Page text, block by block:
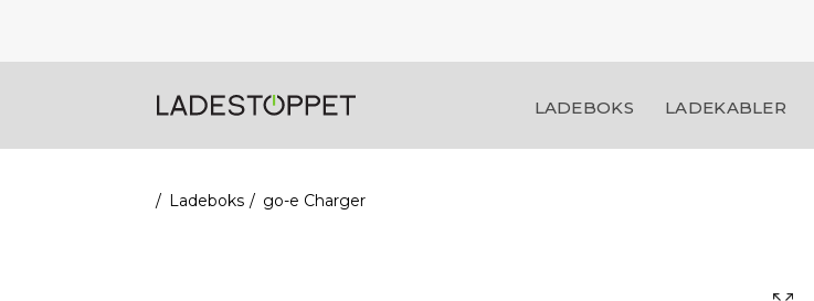
LADEBOKS LADEKABLER
Ladeboks go-e Charger